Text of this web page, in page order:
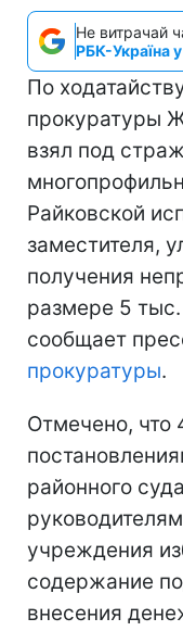
Не витрачай
РБК-Україна
По
прокуратуры
взял под
Райковской
заместителя,
получения
размере 5
сообщает
прокуратуры.
Отмечено, что
районного
учреждения
содержание
внесения